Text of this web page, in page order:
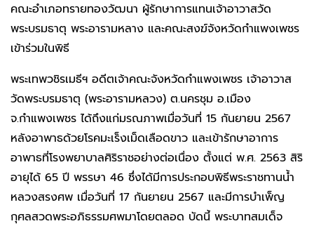
คณะอำเภอทรายทองวัฒนา ผู้รักษาการแทนเจ้าอาวาสวัด
พระบรมธาตุ พระอารามหลาง และคณะสงฆ์จังหวัดกำแพงเพชร
เข้าร่วมในพิธี
พระเทพวชิรเมธีฯ อดีตเจ้าคณะจังหวัดกำแพงเพชร เจ้าอาวาส
วัดพระบรมธาตุ (พระอารามหลวง) ต.นครชุม อ.เมือง
จ.กำแพงเพชร ได้ถึงแก่มรณภาพเมื่อวันที่ 15 กันยายน 2567
หลังอาพาธด้วยโรคมะเร็งเม็ดเลือดขาว และเข้ารักษาอาการ
อาพาธที่โรงพยาบาลศิริราชอย่างต่อเนื่อง ตั้งแต่ พ.ศ. 2563 สิริ
อายุได้ 65 ปี พรรษา 46 ซึ่งได้มีการประกอบพิธีพระราชทานน้ำ
หลวงสรงศพ เมื่อวันที่ 17 กันยายน 2567 และมีการบำเพ็ญ
กุศลสวดพระอภิธรรมศพมาโดยตลอด บัดนี้ พระบาทสมเด็จ